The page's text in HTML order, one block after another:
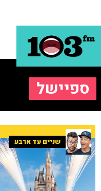
ספיישל
שניים עד ארבע